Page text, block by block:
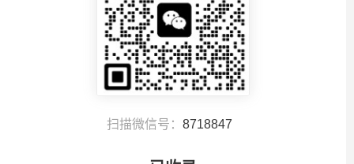
扫描微信号： 8718847